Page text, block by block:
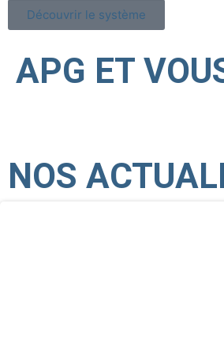
Découvrir le système
APG ET
NOS